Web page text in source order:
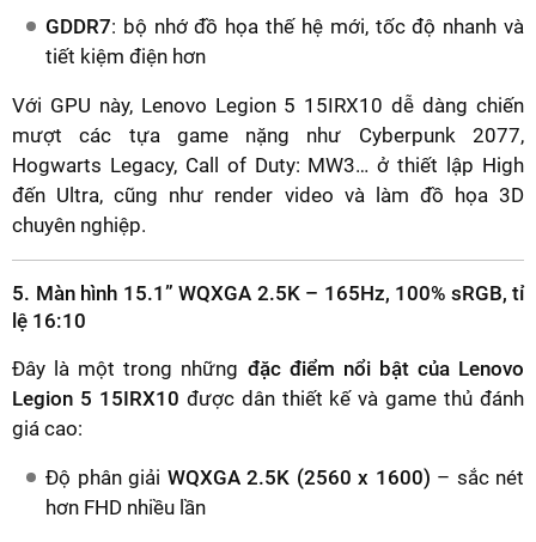
GDDR7: bộ nhớ đồ họa thế hệ mới, tốc độ nhanh và
tiết kiệm điện hơn
Với GPU này, Lenovo Legion 5 15IRX10 dễ dàng chiến
mượt các tựa game nặng như Cyberpunk 2077,
Hogwarts Legacy, Call of Duty: MW3… ở thiết lập High
đến Ultra, cũng như render video và làm đồ họa 3D
chuyên nghiệp.
5. Màn hình 15.1” WQXGA 2.5K – 165Hz, 100% sRGB, tỉ
lệ 16:10
Đây là một trong những đặc điểm nổi bật của Lenovo
Legion 5 15IRX10 được dân thiết kế và game thủ đánh
giá cao:
Độ phân giải WQXGA 2.5K (2560 x 1600) – sắc nét
hơn FHD nhiều lần